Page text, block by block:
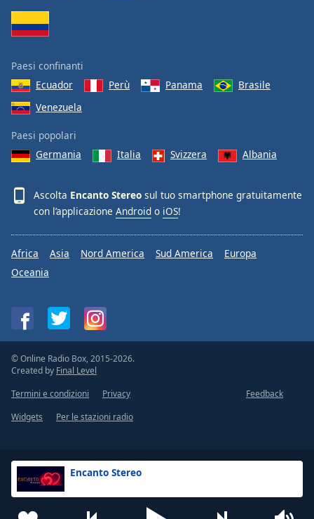
Encanto Stereo
Paesi confinanti
Ecuador
Perù Panama
Brasile
Venezuela
Paesi popolari
Germania
Italia Svizzera Albania
Ascolta Encanto Stereo sul tuo smartphone gratuitamente
con l’applicazione Android o iOS!
Africa Asia Nord America Sud America
Europa
Oceania
© Online Radio Box, 2015-2026.
Created by Final Level
Termini e condizioni
Privacy
Feedback
Widgets
Per le stazioni radio